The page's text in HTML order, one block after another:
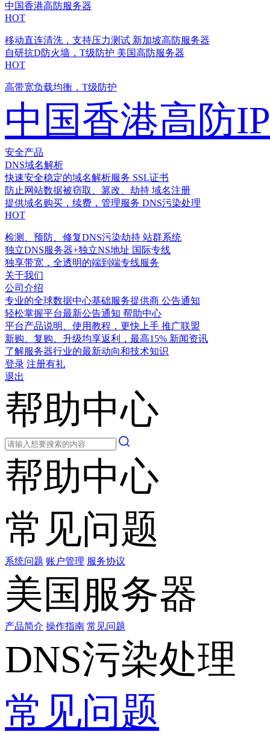
中国香港高防服务器
HOT
移动直连清洗，支持压力测试 新加坡高防服务器
自研抗D防火墙，T级防护 美国高防服务器
HOT
高带宽负载均衡，T级防护
中国香港高防IP
安全产品
DNS域名解析
快速安全稳定的域名解析服务 SSL证书
防止网站数据被窃取、篡改、劫持 域名注册
提供域名购买，续费，管理服务 DNS污染处理
HOT
检测、预防、修复DNS污染劫持 站群系统
独立DNS服务器+独立NS地址 国际专线
独享带宽，全透明的端到端专线服务
关于我们
公司介绍
专业的全球数据中心基础服务提供商 公告通知
轻松掌握平台最新公告通知 帮助中心
平台产品说明、使用教程，更快上手 推广联盟
新购、复购、升级均享返利，最高15% 新闻资讯
了解服务器行业的最新动向和技术知识
登录 注册有礼
退出
帮助中心
帮助中心
常见问题
系统问题 账户管理 服务协议
美国服务器
产品简介 操作指南 常见问题
DNS污染处理
常见问题